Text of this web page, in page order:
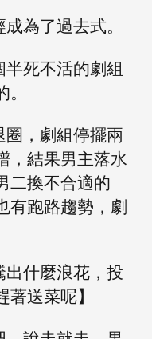
為了過去式。
死不活的劇組
，劇組停擺兩
，結果男主落水
二換不合適的
有跑路趨勢，劇
出什麼浪花，投
送菜呢】